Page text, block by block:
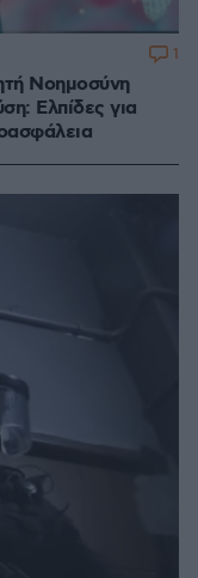
Νοημοσύνη
Ελπίδες για
1